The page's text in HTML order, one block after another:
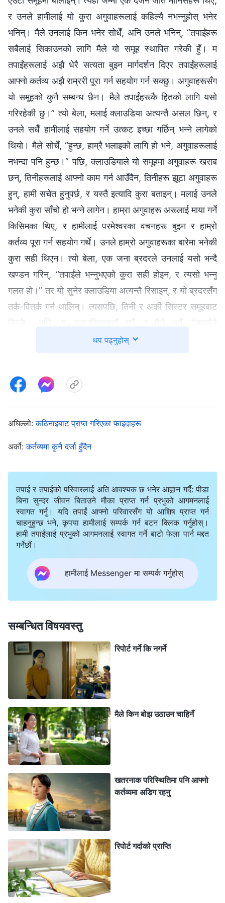
र उनले हामीलाई यो कुरा अगुवाहरूलाई कहिल्यै नभन्‍नुहोस् भनेर
भनिन्। मैले उनलाई किन भनेर सोधेँ, अनि उनले भनिन्, “तपाईंहरू
सबैलाई सिकाउनको लागि मैले यो समूह स्थापित गरेकी हुँ। म
तपाईंहरूलाई अझै धेरै सत्यता बुझ्‍न मार्गदर्शन दिएर तपाईंहरूलाई
आफ्‍नो कर्तव्य अझै राम्ररी पूरा गर्न सहयोग गर्न सक्छु। अगुवाहरूसँग
यो समूहको कुनै सम्‍बन्ध छैन। मैले तपाईंहरूकै हितको लागि यसो
गरिरहेकी छु।” त्यो बेला, मलाई क्‍लाउडिया अत्यन्तै असल छिन्, र
उनले सधैँ हामीलाई सहयोग गर्ने उत्कट इच्‍छा गर्छिन् भन्‍ने लागेको
थियो। मैले सोचेँ, “हुन्छ, हाम्रै भलाइको लागि हो भने, अगुवाहरूलाई
नभन्दा पनि हुन्छ।” पछि, क्‍लाउडियाले यो समूहमा अगुवाहरू खराब
छन्, तिनीहरूलाई आफ्‍नो काम गर्न आउँदैन, तिनीहरू झूटा अगुवाहरू
हुन्, हामी सचेत हुनुपर्छ, र यस्तै इत्यादि कुरा बताइन्। मलाई उनले
भनेकी कुरा साँचो हो भन्‍ने लागेन। हाम्रा अगुवाहरू अरूलाई माया गर्ने
किसिमका थिए, र हामीलाई परमेश्‍वरका वचनहरू बुझ्‍न र हाम्रो
कर्तव्य पूरा गर्न सहयोग गर्थे। उनले हाम्रो अगुवाहरूका बारेमा भनेकी
कुरा सही थिएन। त्यो बेला, एक जना ब्रदरले उनलाई यसो भन्दै
खण्डन गरिन्, “तपाईंले भन्‍नुभएको कुरा सही होइन, र त्यसो भन्‍नु
गलत हो।” तर यो सुनेर क्‍लाउडिया अत्यन्तै रिसाइन्, र यो ब्रदरसँग
तर्क-वितर्क गर्न थालिन्। त्यसपछि, तिनी र अर्की सिस्टर समूहबाट
अगुवाहरूको बारेमा तिनीहरूको पिठ्यूँपछाडि कुरा काट्नु गलत हो।
स्वीकार नगरेकी मात्र होइन, तर उनी अत्यन्तै रिसाइन्। पछि, मैले
उनले सेवकहरूको हरेक भेलामा अगुवाहरूका समस्याहरू
कोट्याउँछिन् भनेर मैले कहिल्यै अपेक्षा गरेकी थिइनँ। सेवकहरूको
सिस्टरहरूको समस्या समाधान गर्दिनन् वा समूह अगुवाहरूलाई वृद्धि-
विकास गर्दिनन्, र उनले पद-त्याग गरेर कसैलाई त्यो पद दिनुपर्छ
भनेर समूहमा मेसेज पठाउन लगाइन्। माथिल्‍लो स्तरका अगुवाले भने,
“नोएलिया त्यति बेला बिरामी भएकी हुनाले उनले कतिपय काम गर्न
सकिनन्, तर सामान्यतया उनी आफ्‍नो कर्तव्यमा अत्यन्तै जिम्‍मेवार
हुन्छिन्।” तर क्‍लाउडिया यो सुनेपछि पनि, उनले यो कुरालाई छोड्न
“मैले त मण्डलीको कामको प्रतिरक्षा गरिरहेकी छु। विगतमा,
अल्यङटल्याङ गरेकोमा र व्यवहारिक काम नगरेकोमा अगुवाले मलाई
निराकरण गरे। मलाई कति चित्त दुख्यो, तर मेरो हृदयको कुरा
परमेश्‍वरलाई थाहा छ, र सबै कुरा पछि प्रष्ट हुनेछ।” पछि,
क्‍लाउडियाले हाम्रो मण्डली राम्रो छैन, हाम्रा अगुवाहरू झूटा अगुवा
हुन्, र उनलाई आफ्‍नो कर्तव्य अर्को मण्डलीमा गर्न चाहना छ भनेर भन्‍न
थालिन्। भेलाहरूमा, उनले सधैँ यो राम्रो भएन वा त्यो ठीक होइन
भनेर भनेकी देख्थेँ, यसले गर्दा सबै जना शान्त भएर परमेश्‍वरको वचन
मनन गर्नु असम्‍भव भयो। मलाई यो अवस्था निकै खराब भएको छ
आराधना गर्ने स्थान हुनु पर्ने हो, ब्रदर-सिस्टरहरू परमेश्‍वरका
वचनहरू खान-पिउन भेला हुने ठाउँ, तर यो बेला, यो पूर्ण रूपमा
लथालिङ्ग भएको थियो। म यो कुरा अगुवालाई रिपोर्ट गर्न चाहन्थेँ,
तर मलाई क्‍लाउडियाले थाहा पाइन् भने, उनले मलाई नराम्रो सोच्छिन्
र मैले उनको बारेमा अफवाह फैलाइरहेकी छु भन्‍ने ठान्छिन् भन्‍ने चिन्ता
लाग्यो। म कसैलाई चिढ्याउन चाहन्‍नथिएँ, त्यसकारण मैले केही पनि
भनिनँ। पछि, क्‍लाउडिया फेरि मकहाँ आइन्, र मण्डली अगुवाहरू
झूटा छन् र हामी तिनीहरूको विरुद्धमा खडा हुनुपर्छ भनेर भनिन्। त्यो
थप पढ्नुहोस्
अघिल्लो:कठिनाइबाट प्राप्त गरिएका फाइदाहरू
अर्को:कर्तव्यमा कुनै दर्जा हुँदैन
तपाई र तपाईको परिवारलाई अति आवश्यक छ भनेर आह्वान गर्दै: पीडा
बिना सुन्दर जीवन बिताउने मौका प्राप्त गर्न प्रभुको आगमनलाई
स्वागत गर्नु। यदि तपाईं आफ्नो परिवारसँग यो आशिष प्राप्त गर्न
चाहनुहुन्छ भने, कृपया हामीलाई सम्पर्क गर्न बटन क्लिक गर्नुहोस्।
हामी तपाईंलाई प्रभुको आगमनलाई स्वागत गर्ने बाटो फेला पार्न मद्दत
गर्नेछौं।
हामीलाई Messenger मा सम्पर्क गर्नुहोस्
सम्बन्धित विषयवस्तु
रिपोर्ट गर्ने कि नगर्ने
मैले किन बोझ उठाउन चाहिनँ
खतरनाक परिस्थितिमा पनि आफ्नो
कर्तव्यमा अडिग रहनु
रिपोर्ट गर्दाको प्राप्ति